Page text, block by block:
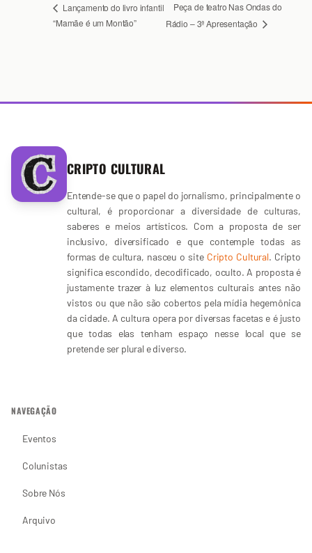
Lançamento do livro infantil
“Mamãe é um Montão”
Peça de teatro Nas Ondas do
Rádio – 3ª Apresentação
CRIPTO CULTURAL
Entende-se que o papel do jornalismo, principalmente o
cultural, é proporcionar a diversidade de culturas,
saberes e meios artísticos. Com a proposta de ser
inclusivo, diversificado e que contemple todas as
formas de cultura, nasceu o site Cripto Cultural. Cripto
significa escondido, decodificado, oculto. A proposta é
justamente trazer à luz elementos culturais antes não
vistos ou que não são cobertos pela mídia hegemônica
da cidade. A cultura opera por diversas facetas e é justo
que todas elas tenham espaço nesse local que se
pretende ser plural e diverso.
NAVEGAÇÃO
Eventos
Colunistas
Sobre Nós
Arquivo